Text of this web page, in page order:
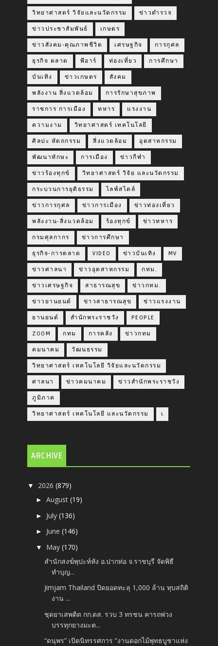
วิทยาศาสตร์ วิจัยและนวัตกรรม ข่าวตำรวจ
ข่าวประชาสัมพันธ์ เกษตร
ข่าวสังคม-คุณภาพชีวิต เศรษฐกิจ การกุศล
ธุรกิจ ตลาด พีอาร์ ท่องเที่ยว การศึกษา
บันเทิง ข่าวเกษตร สังคม
พลังงาน สิ่งแวดล้อม การรักษาสุขภาพ
ราชการ การเมือง ทหาร แรงงาน
ความงาม วิทยาศาสตร์ เทคโนโลยี
ศิลปะ หัตถกรรม สิ่งแวดล้อม อุตสาหกรรม
พัฒนาทักษะ การเมือง ข่าวกีฬา
ข่าวร้องทุกข์ วิทยาศาสตร์ วิจัย และนวัตกรรม
กระบวนการยุติธรรม ไลฟ์สไตล์
ข่าวการกุศล ข่าวการเมือง ข่าวท่องเที่ยว
พลังงาน-สิ่งแวดล้อม ร้องทุกข์ ข่าวทหาร
กรมศุลกากร ข่าวการศึกษา
ธุรกิจ-การตลาด VIDEO ข่าวบันเทิง MV
ข่าวศาลนา ข่าวอุตสาหกรรม กทม.
ข่าวเศรษฐกิจ สาธารณสุข ข่าวกทม.
ข่าวยานยนต์ ข่าวสาธารณสุข ข่าวแรงงาน
ยานยนต์ สำนักพระราชวัง PEOPLE
ZOOM กทม การคลัง ข่าวกทม
คมนาคม วัฒนธรรม
วิทยาศาสตร์ เทคโนโลยี วิจัยและนวัตกรรม
ศาลนา ข่าวคมนาคม ข่าวสำนักพระราชวัง
ภูมิภาค
วิทยาศาสตร์ เทคโนโลยี และนวัตกรรม เ
ARCHIVE
▼ 2026(879)
►August(19)
► July(136)
► June(146)
▼ May(170)
สำนักสงฆ์พุปะห์หัง อ.ปากท่อ จ.ราชบุรี จัดพิธี
ทำบุญ...
Jimjam Thailand ปิดยอดทะลุ 1,000 ล้าน ทุบสถิติ
งาน ...
ชุดยาเสพติด กก.ดส. รวบ 3 ทรชน คารถพ่วง
บรรทุกยางมะต...
“ดนุพร” เปิดนิทรรศการ “งานดอกไม้พุทธบูชาแห่ง